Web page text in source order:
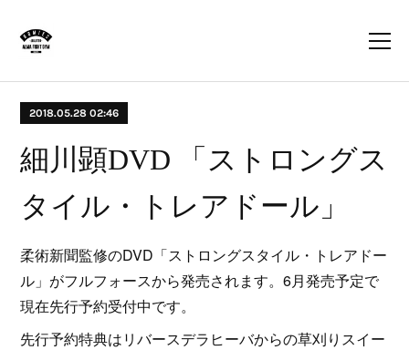
2018.05.28 02:46
細川顕DVD 「ストロングス
タイル・トレアドール」
柔術新聞監修のDVD「ストロングスタイル・トレアドー
ル」がフルフォースから発売されます。6月発売予定で
現在先行予約受付中です。
先行予約特典はリバースデラヒーバからの草刈りスイー